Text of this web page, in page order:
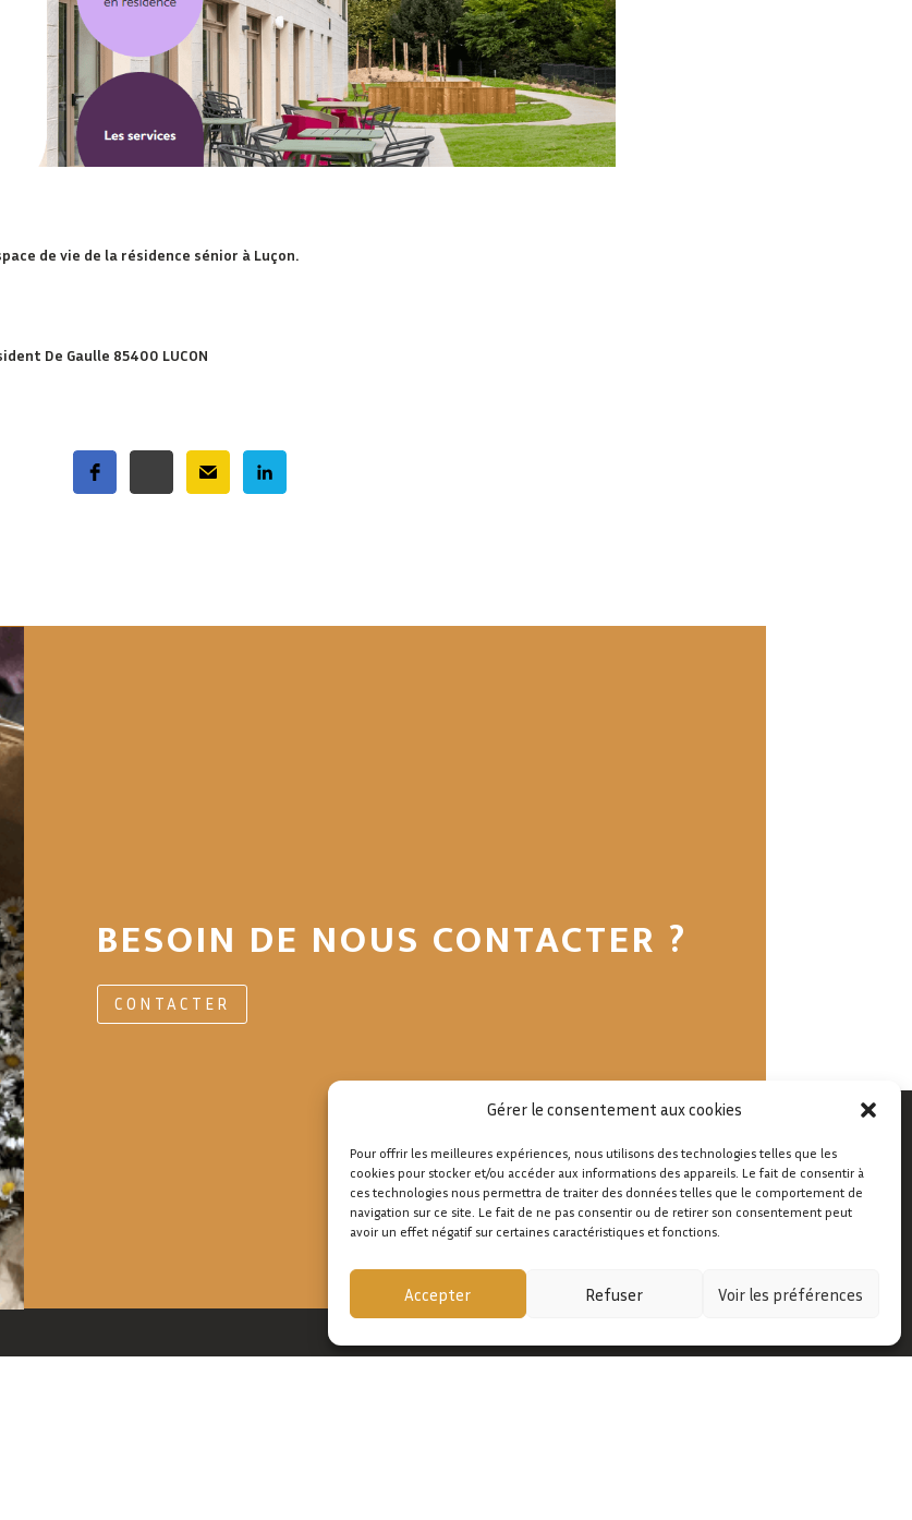
Gérer le consentement aux cookies
Pour offrir les meilleures expériences, nous utilisons des technologies telles que les
cookies pour stocker et/ou accéder aux informations des appareils. Le fait de consentir à
ces technologies nous permettra de traiter des données telles que le comportement de
navigation sur ce site. Le fait de ne pas consentir ou de retirer son consentement peut
avoir un effet négatif sur certaines caractéristiques et fonctions.
Accepter Refuser Voir les préférences
de vie de la résidence sénior à Luçon.
De Gaulle 85400 LUCON
BESOIN DE NOUS CONTACTER ?
CONTACTER